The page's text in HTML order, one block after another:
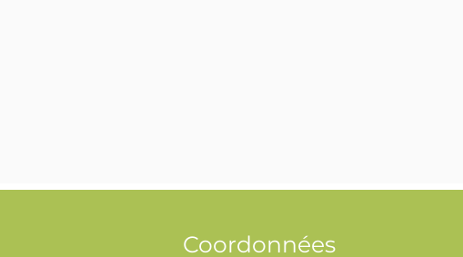
Coordonnées